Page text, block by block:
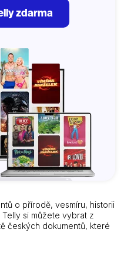
zdarma
o přírodě, vesmíru, historii
si můžete vybrat z
českých dokumentů, které